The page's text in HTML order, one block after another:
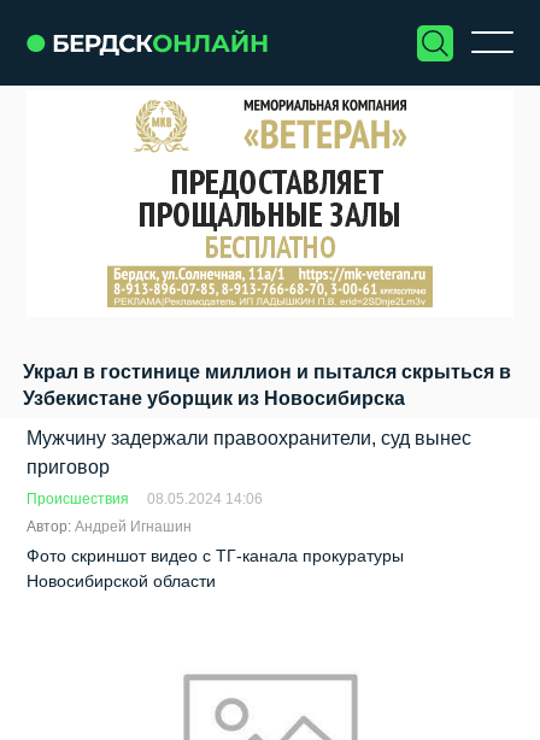
Украл в гостинице миллион и пытался скрыться в
Узбекистане уборщик из Новосибирска
Мужчину задержали правоохранители, суд вынес
приговор
Происшествия
08.05.2024 14:06
Автор:Андрей Игнашин
Фото скриншот видео с ТГ-канала прокуратуры
Новосибирской области